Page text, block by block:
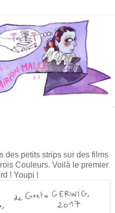
des petits strips sur des films
Couleurs. Voilà le premier
! Youpi !